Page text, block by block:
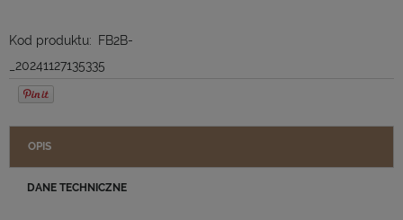
Kod produktu:
FB2B-
_20241127135335
OPIS
DANE TECHNICZNE